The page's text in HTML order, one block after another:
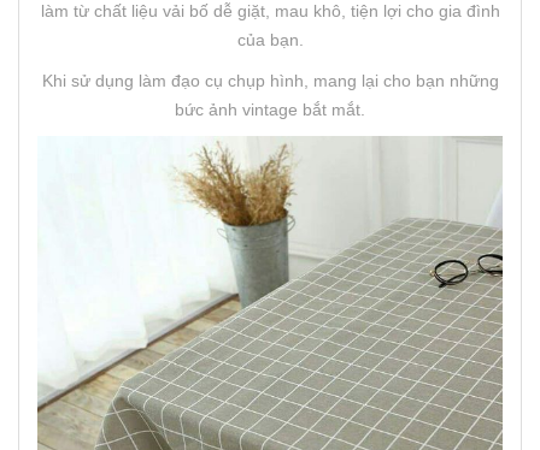
làm từ chất liệu vải bố dễ giặt, mau khô, tiện lợi cho gia đình
của bạn.
Khi sử dụng làm đạo cụ chụp hình, mang lại cho bạn những
bức ảnh vintage bắt mắt.